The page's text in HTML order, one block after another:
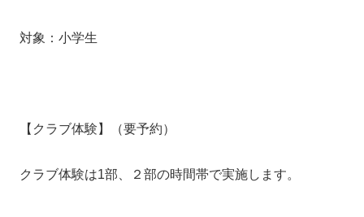
対象：小学生
【クラブ体験】（要予約）
クラブ体験は1部、２部の時間帯で実施します。